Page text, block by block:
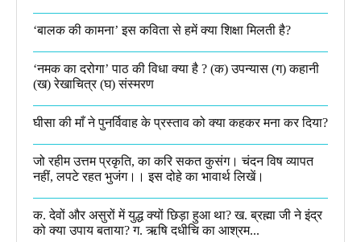
‘बालक की कामना’ इस कविता से हमें क्या शिक्षा मिलती है?
‘नमक का दरोगा’ पाठ की विधा क्या है ? (क) उपन्यास (ग) कहानी
(ख) रेखाचित्र (घ) संस्मरण​
घीसा की माँ ने पुनर्विवाह के प्रस्ताव को क्या कहकर मना कर दिया?
जो रहीम उत्तम प्रकृति, का करि सकत कुसंग। चंदन विष व्यापत
नहीं, लपटे रहत भुजंग।। इस दोहे का भावार्थ लिखें।
क. देवों और असुरों में युद्ध क्यों छिड़ा हुआ था? ख. ब्रह्मा जी ने इंद्र
को क्या उपाय बताया? ग. ऋषि दधीचि का आश्रम...